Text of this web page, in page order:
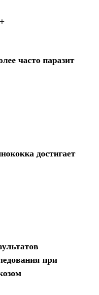
часто паразит
достигает
при